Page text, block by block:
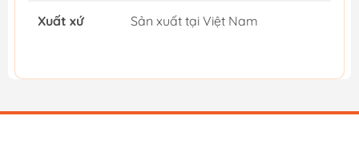
Xuất xứ Sản xuất tại Việt Nam